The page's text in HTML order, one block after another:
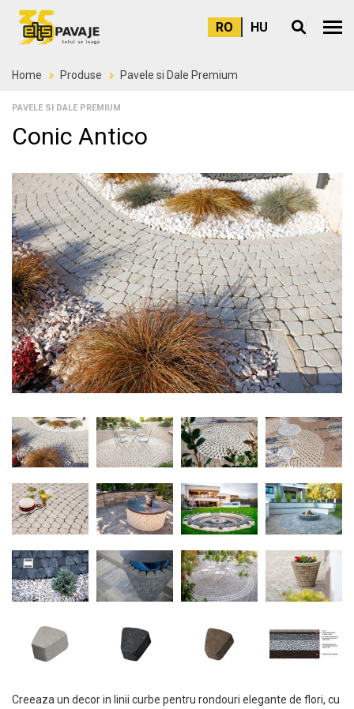
RO HU Meniu
Home Produse Pavele si Dale Premium
PAVELE SI DALE PREMIUM
Conic Antico
Creeaza un decor in linii curbe pentru rondouri elegante de flori, cu